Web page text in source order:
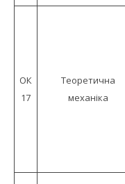
ОК
17
Теоретична
механіка